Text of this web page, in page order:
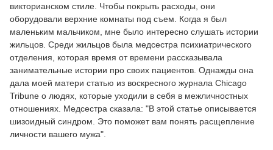
викторианском стиле. Чтобы покрыть расходы, они
оборудовали верхние комнаты под съем. Когда я был
маленьким мальчиком, мне было интересно слушать истории
жильцов. Среди жильцов была медсестра психиатрического
отделения, которая время от времени рассказывала
занимательные истории про своих пациентов. Однажды она
дала моей матери статью из воскресного журнала Chicago
Tribune о людях, которые уходили в себя в межличностных
отношениях. Медсестра сказала: "В этой статье описывается
шизоидный синдром. Это поможет вам понять расщепление
личности вашего мужа".